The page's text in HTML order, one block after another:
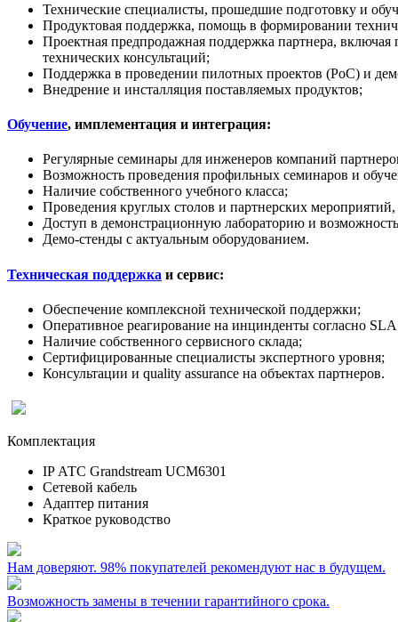
Технические специалисты, прошедшие подготовку и
Продуктовая поддержка, помощь в формировании
Проектная предпродажная поддержка партнера, включая
технических консультаций;
Поддержка в проведении пилотных проектов (PoC) и
Внедрение и инсталляция поставляемых продуктов;
Обучение, имплементация и интеграция:
Регулярные семинары для инженеров компаний
Возможность проведения профильных семинаров и
Наличие собственного учебного класса;
Проведения круглых столов и партнерских
Доступ в демонстрационную лабораторию и
Демо-стенды с актуальным оборудованием.
Техническая поддержка и сервис:
Обеспечение комплексной технической поддержки;
Оперативное реагирование на инцинденты согласно
Наличие собственного сервисного склада;
Сертифицированные специалисты экспертного уровня;
Консультации и quality assurance на объектах партнеров.
Комплектация
IP АТС Grandstream UCM6301
Сетевой кабель
Адаптер питания
Краткое руководство
Нам доверяют. 98% покупателей рекомендуют нас в будущем.
Возможность замены в течении гарантийного срока.